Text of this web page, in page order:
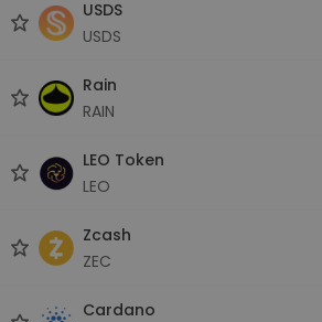
USDS
USDS
Rain
RAIN
LEO Token
LEO
Zcash
ZEC
Cardano